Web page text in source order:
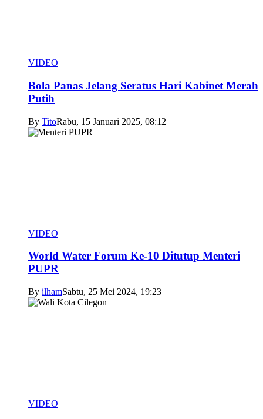
VIDEO
Bola Panas Jelang Seratus Hari Kabinet Merah
Putih
By TitoRabu, 15 Januari 2025, 08:12
VIDEO
World Water Forum Ke-10 Ditutup Menteri
PUPR
By ilhamSabtu, 25 Mei 2024, 19:23
VIDEO